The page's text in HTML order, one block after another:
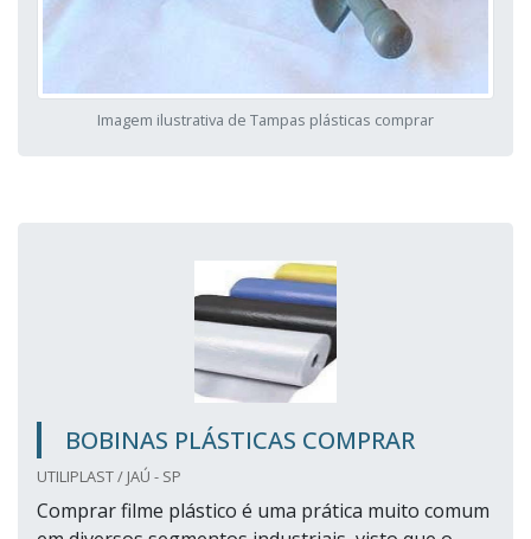
Imagem ilustrativa de Tampas plásticas comprar
BOBINAS PLÁSTICAS COMPRAR
UTILIPLAST / JAÚ - SP
Comprar filme plástico é uma prática muito comum